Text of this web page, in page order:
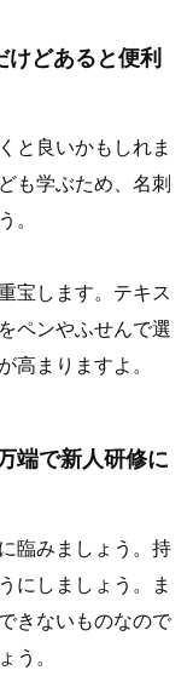
どあると便利
と良いかもしれま
も学ぶため、名刺
。
宝します。テキス
ペンやふせんで選
高まりますよ。
端で新人研修に
臨みましょう。持
にしましょう。ま
きないものなので
う。